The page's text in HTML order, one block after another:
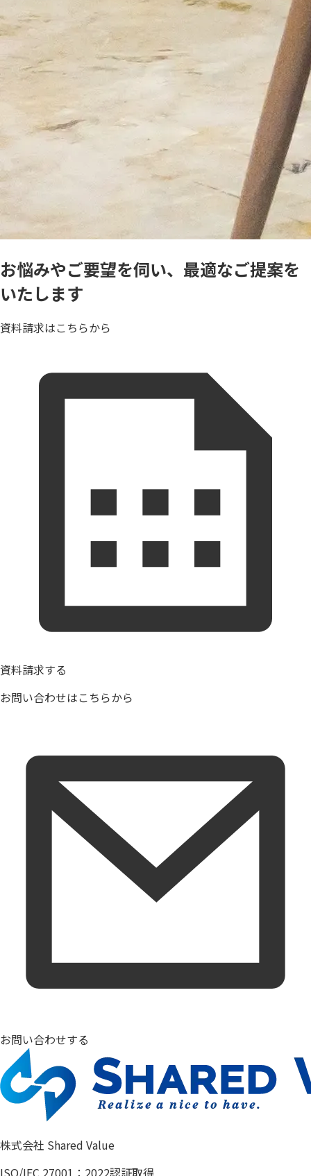
お悩みやご要望を伺い、最適なご提案を
いたします
資料請求はこちらから
資料請求する
お問い合わせはこちらから
お問い合わせする
株式会社 Shared Value
ISO/IEC 27001：2022認証取得